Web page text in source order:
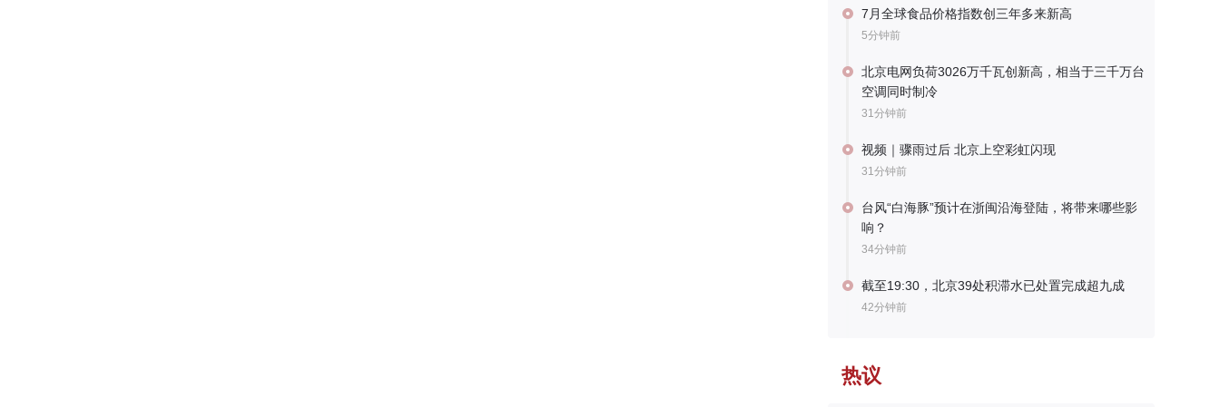
7月全球食品价格指数创三年多来新高
5分钟前
北京电网负荷3026万千瓦创新高，相当于三千万台
空调同时制冷
31分钟前
视频｜骤雨过后 北京上空彩虹闪现
31分钟前
台风“白海豚”预计在浙闽沿海登陆，将带来哪些影
响？
34分钟前
截至19:30，北京39处积滞水已处置完成超九成
42分钟前
热议